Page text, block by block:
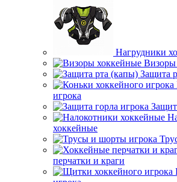
Нагрудники
Визоры
Защита
игрока
хоккейные
перчатки и краги